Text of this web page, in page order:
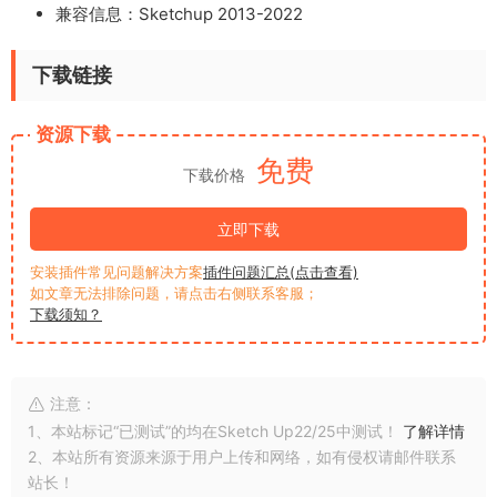
兼容信息：Sketchup 2013-2022
下载链接
资源下载
下载价格 免费
立即下载
安装插件常见问题解决方案插件问题汇总(点击查看)
如文章无法排除问题，请点击右侧联系客服；
下载须知？
注意：
1、本站标记“已测试”的均在Sketch Up22/25中测试！ 了解详情
2、本站所有资源来源于用户上传和网络，如有侵权请邮件联系
站长！